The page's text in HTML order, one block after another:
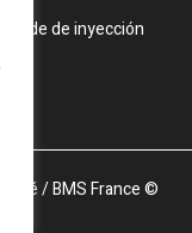
de inyección
/ BMS France ©